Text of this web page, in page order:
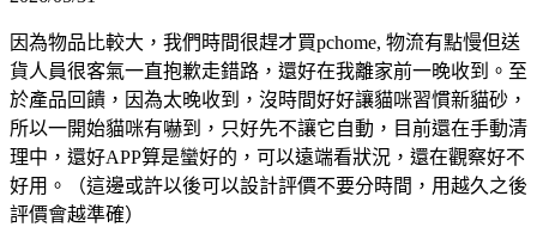
因為物品比較大，我們時間很趕才買pchome, 物流有點慢但送
貨人員很客氣一直抱歉走錯路，還好在我離家前一晚收到。至
於產品回饋，因為太晚收到，沒時間好好讓貓咪習慣新貓砂，
所以一開始貓咪有嚇到，只好先不讓它自動，目前還在手動清
理中，還好APP算是蠻好的，可以遠端看狀況，還在觀察好不
好用。（這邊或許以後可以設計評價不要分時間，用越久之後
評價會越準確）